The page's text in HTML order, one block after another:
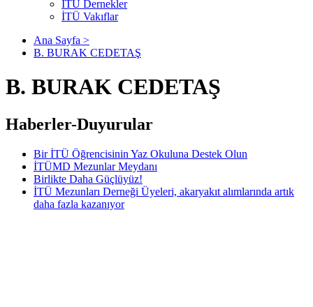
İTÜ Dernekler
İTÜ Vakıflar
Ana Sayfa >
B. BURAK CEDETAŞ
B. BURAK CEDETAŞ
Haberler-Duyurular
Bir İTÜ Öğrencisinin Yaz Okuluna Destek Olun
İTÜMD Mezunlar Meydanı
Birlikte Daha Güçlüyüz!
İTÜ Mezunları Derneği Üyeleri, akaryakıt alımlarında artık
daha fazla kazanıyor